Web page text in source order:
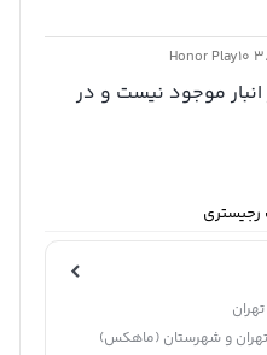
Honor Play10
موجود نیست و در
و شهرستان (ماهکس)